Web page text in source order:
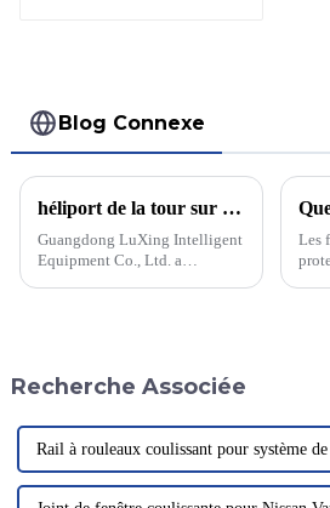
Blog Connexe
héliport de la tour sur le toit de l'hélicoptère
Guangdong LuXing Intelligent
Equipment Co., Ltd. a
innovante vise à améliorer la
Les
Recherche Associée
Rail à rouleaux coulissant pour système